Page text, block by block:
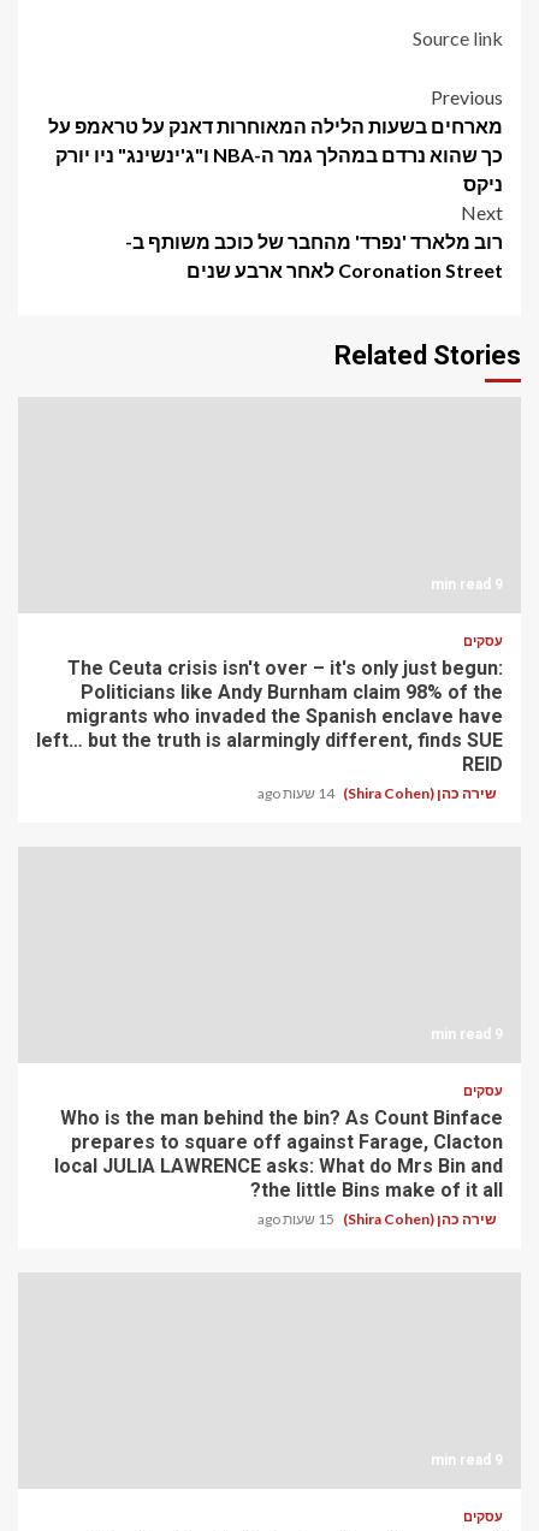
Source link
Post
navigation
Previous
מארחים בשעות הלילה המאוחרות דאנק על טראמפ על
כך שהוא נרדם במהלך גמר ה-NBA ו"ג'ינשינג" ניו יורק
ניקס
Next
רוב מלארד 'נפרד' מהחבר של כוכב משותף ב-
Coronation Street לאחר ארבע שנים
Related Stories
9 min read
עסקים
The Ceuta crisis isn't over – it's only just begun:
Politicians like Andy Burnham claim 98% of the
migrants who invaded the Spanish enclave have
left… but the truth is alarmingly different, finds SUE
REID
שירה כהן (Shira Cohen) 14 שעות ago
9 min read
עסקים
Who is the man behind the bin? As Count Binface
prepares to square off against Farage, Clacton
local JULIA LAWRENCE asks: What do Mrs Bin and
the little Bins make of it all?
שירה כהן (Shira Cohen) 15 שעות ago
9 min read
עסקים